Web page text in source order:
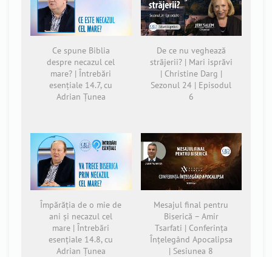
Ce spune Biblia
despre necazul cel
mare? | Întrebări
esențiale 14.7, cu
Adrian Țunea
De ce nu veghează
străjerii? | Mari isprăvi
| Christine Darg |
Sezonul 24 | Episodul
6
Împărăția de o mie de
ani și necazul cel
mare | Întrebări
esențiale 14.8, cu
Adrian Țunea
Mesajul final pentru
Biserică – Amir
Tsarfati | Conferința
Înțelegând Apocalipsa
| Sesiunea 8